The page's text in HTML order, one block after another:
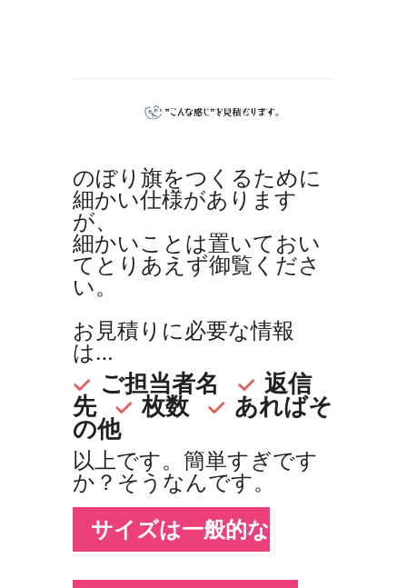
のぼり旗をつくるために
細かい仕様があります
が、
細かいことは置いておい
てとりあえず御覧くださ
い。
お見積りに必要な情報
は…
ご担当者名
返信
先
枚数
あればそ
の他
以上です。簡単すぎです
か？そうなんです。
サイズは一般的な